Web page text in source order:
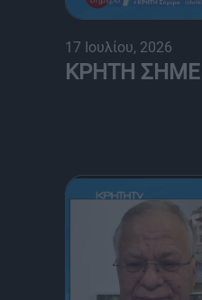
17 Ιουλίου, 2026
ΚΡΗΤΗ